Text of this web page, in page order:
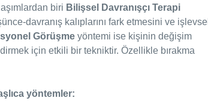
biri Bilişsel Davranışçı Terapi
davranış kalıplarını fark etmesini ve işlevsel
Görüşme yöntemi ise kişinin değişim
için etkili bir tekniktir. Özellikle bırakma
yöntemler: